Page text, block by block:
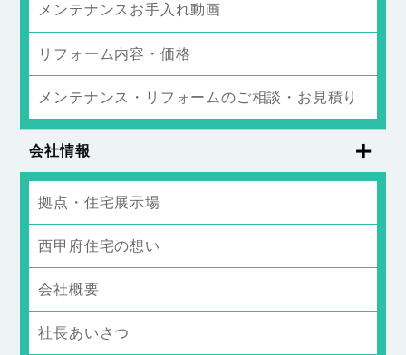
メンテナンスお手入れ動画
リフォーム内容・価格
メンテナンス・リフォームのご相談・お見積り
会社情報
拠点・住宅展示場
西甲府住宅の想い
会社概要
社長あいさつ